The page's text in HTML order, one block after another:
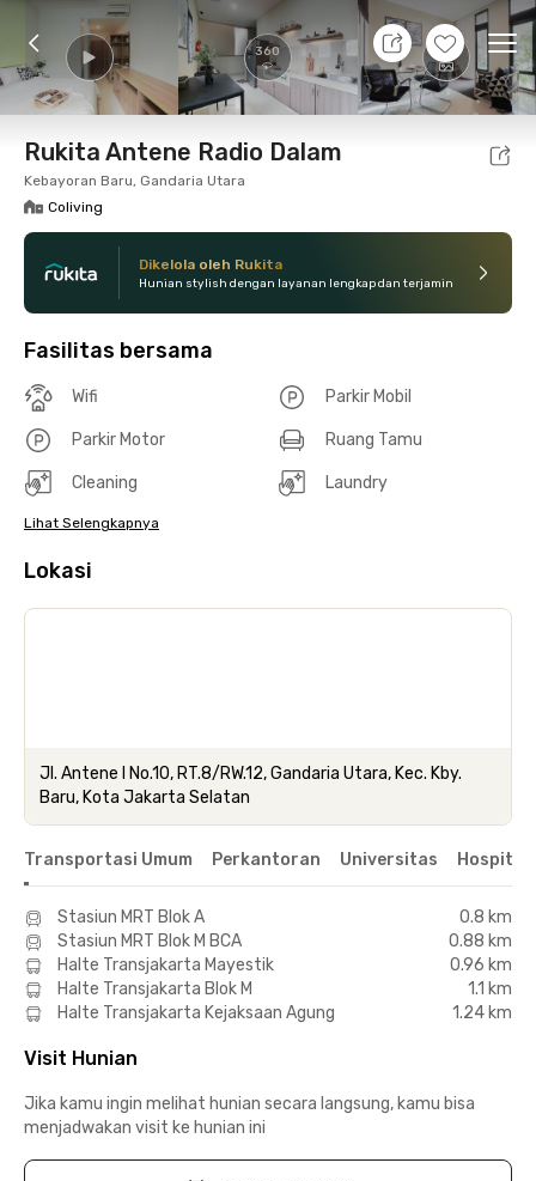
360 +16
10 Agt 26 - Belum tahu
Foto Fasilitas bersama Lokasi Kamar
Rukita Antene Radio Dalam
Kebayoran Baru, Gandaria Utara
Coliving
Dikelola oleh Rukita
Hunian stylish dengan layanan lengkap dan terjamin
Fasilitas bersama
Wifi Parkir Mobil
Parkir Motor Ruang Tamu
Cleaning Laundry
Lihat Selengkapnya
Lokasi
Jl. Antene I No.10, RT.8/RW.12, Gandaria Utara, Kec. Kby.
Baru, Kota Jakarta Selatan
Transportasi Umum Perkantoran Universitas Hospital
Stasiun MRT Blok A
0.8 km
Stasiun MRT Blok M BCA
0.88 km
Halte Transjakarta Mayestik
0.96 km
Halte Transjakarta Blok M
1.1 km
Halte Transjakarta Kejaksaan Agung
1.24 km
Visit Hunian
Jika kamu ingin melihat hunian secara langsung, kamu bisa
menjadwakan visit ke hunian ini